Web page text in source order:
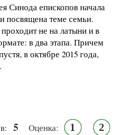
Синода епископов начала
посвящена теме семьи.
не на латыни и в
в два этапа. Причем
в октябре 2015 года,
.
5 Оценка: 1 2